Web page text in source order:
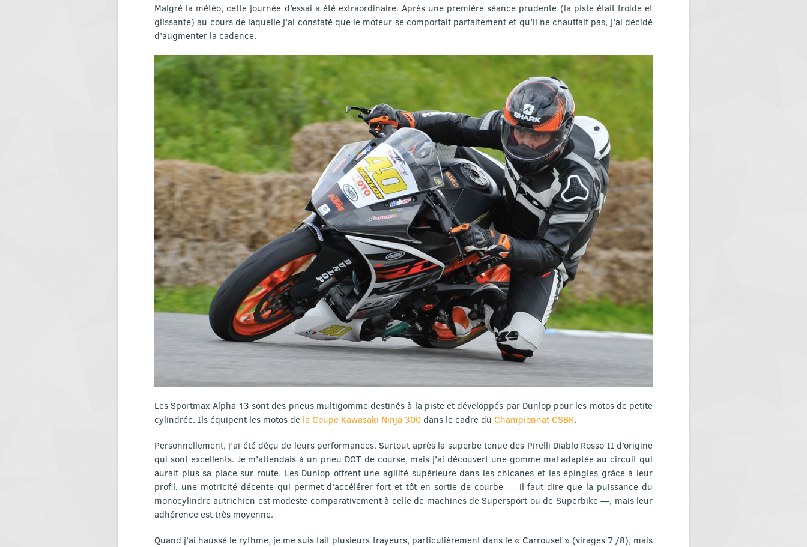
Malgré la météo, cette journée d’essai a été extraordinaire. Après une première séance prudente (la piste était froide et
glissante) au cours de laquelle j’ai constaté que le moteur se comportait parfaitement et qu’il ne chauffait pas, j’ai décidé
d’augmenter la cadence.
Les Sportmax Alpha 13 sont des pneus multigomme destinés à la piste et développés par Dunlop pour les motos de petite
cylindrée. Ils équipent les motos de la Coupe Kawasaki Ninja 300 dans le cadre du Championnat CSBK.
Personnellement, j’ai été déçu de leurs performances. Surtout après la superbe tenue des Pirelli Diablo Rosso II d’origine
qui sont excellents. Je m’attendais à un pneu DOT de course, mais j’ai découvert une gomme mal adaptée au circuit qui
aurait plus sa place sur route. Les Dunlop offrent une agilité supérieure dans les chicanes et les épingles grâce à leur
profil, une motricité décente qui permet d’accélérer fort et tôt en sortie de courbe — il faut dire que la puissance du
monocylindre autrichien est modeste comparativement à celle de machines de Supersport ou de Superbike —, mais leur
adhérence est très moyenne.
Quand j’ai haussé le rythme, je me suis fait plusieurs frayeurs, particulièrement dans le « Carrousel » (virages 7 /8), mais